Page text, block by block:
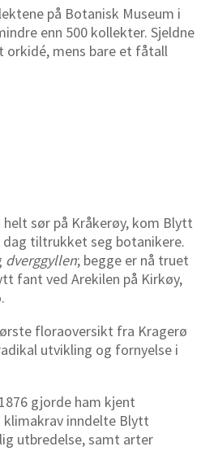
på Botanisk Museum i
enn 500 kollekter. Sjeldne
orkidé, mens bare et fåtall
sør på Kråkerøy, kom Blytt
dag tiltrukket seg botanikere.
dverggyllen; begge er nå truet
fant ved Arekilen på Kirkøy,
floraoversikt fra Kragerø
utvikling og fornyelse i
gjorde ham kjent
inndelte Blytt
utbredelse, samt arter